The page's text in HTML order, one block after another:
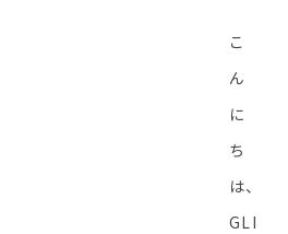
こ
ん
に
ち
は、
GLI